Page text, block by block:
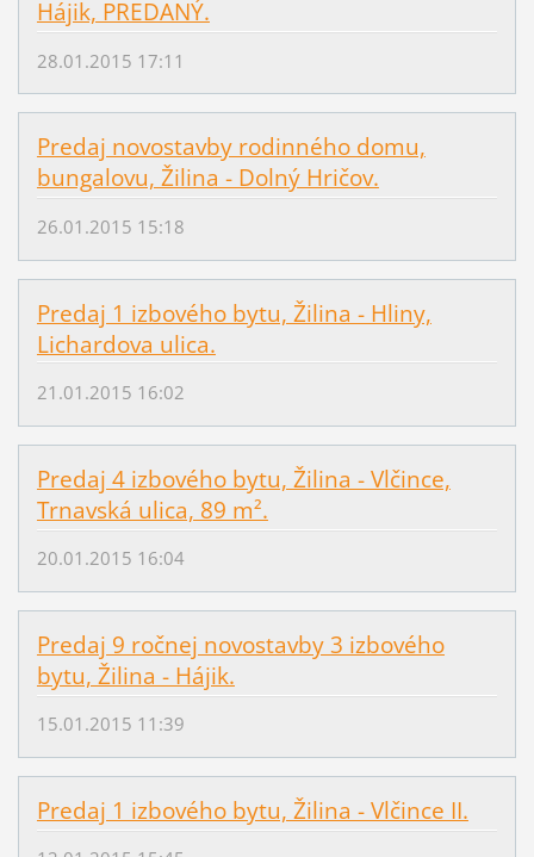
Hájik, PREDANÝ.
28.01.2015 17:11
Predaj novostavby rodinného domu,
bungalovu, Žilina - Dolný Hričov.
26.01.2015 15:18
Predaj 1 izbového bytu, Žilina - Hliny,
Lichardova ulica.
21.01.2015 16:02
Predaj 4 izbového bytu, Žilina - Vlčince,
Trnavská ulica, 89 m².
20.01.2015 16:04
Predaj 9 ročnej novostavby 3 izbového
bytu, Žilina - Hájik.
15.01.2015 11:39
Predaj 1 izbového bytu, Žilina - Vlčince II.